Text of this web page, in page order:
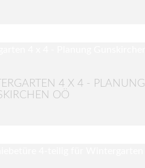
4 X 4 - PLANUNG
OÖ